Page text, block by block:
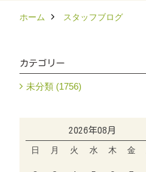
ホーム スタッフブログ
カテゴリー
未分類 (1756)
2026年08月
日 月 火 水 木 金